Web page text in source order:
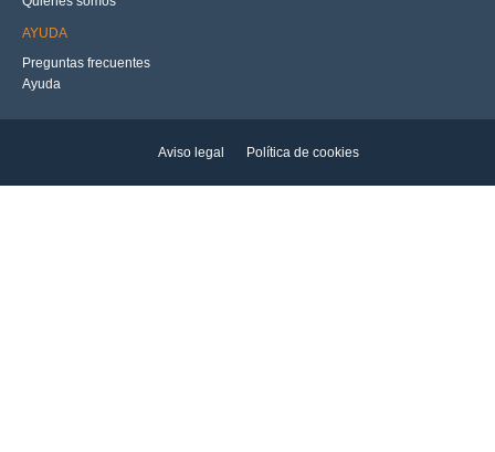
AYUDA
Preguntas frecuentes
Ayuda
Aviso legal Política de cookies